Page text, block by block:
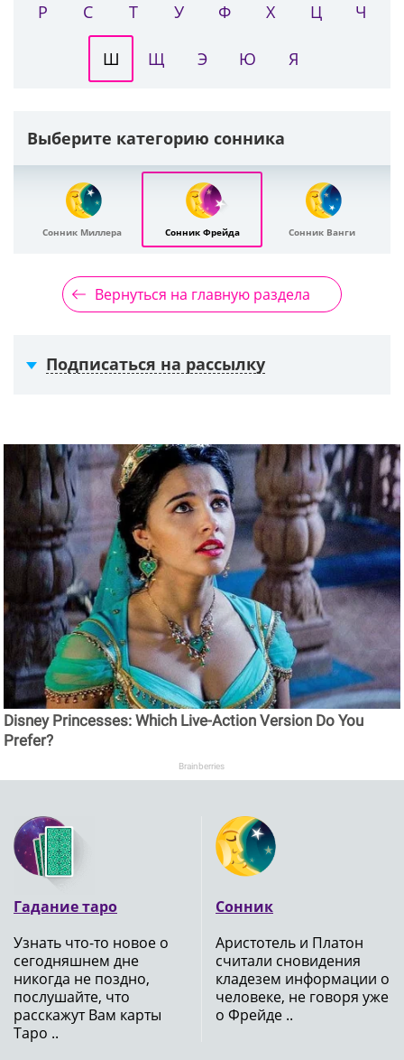
Р С Т У Ф Х Ц Ч
Ш Щ Э Ю Я
Выберите категорию сонника
Сонник Миллера Сонник Фрейда Сонник Ванги
Вернуться на главную раздела
Подписаться на рассылку
Disney Princesses: Which Live-Action Version Do You
Prefer?
Brainberries
Гадание таро
Узнать что-то новое о
сегодняшнем дне
никогда не поздно,
послушайте, что
расскажут Вам карты
Таро ..
Сонник
Аристотель и Платон
считали сновидения
кладезем информации о
человеке, не говоря уже
о Фрейде ..